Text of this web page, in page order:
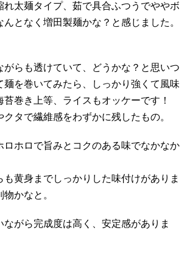
れ太麺タイプ、茹で具合ふつうでややボ
んとなく増田製麺かな？と感じました。
がらも透けていて、どうかな？と思いつ
麺を巻いてみたら、しっかり強くて風味
苔巻き上等、ライスもオッケーです！
タで繊維感をわずかに残したもの。
ロホロで旨みとコクのある味でなかなか
も黄身までしっかりした味付けがありま
かなと。
ながら完成度は高く、安定感がありま